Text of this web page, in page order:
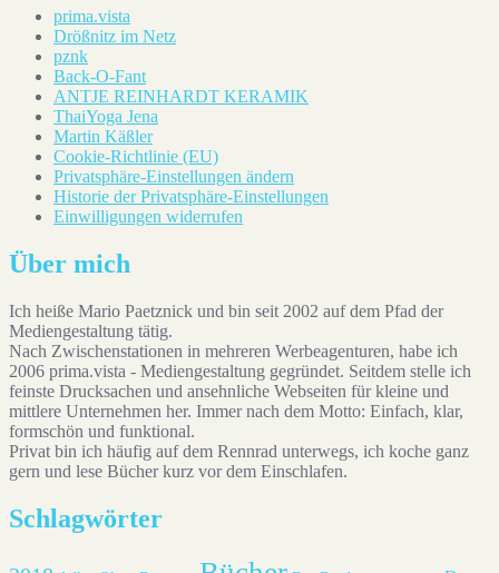
prima.vista
Drößnitz im Netz
pznk
Back-O-Fant
ANTJE REINHARDT KERAMIK
ThaiYoga Jena
Martin Käßler
Cookie-Richtlinie (EU)
Privatsphäre-Einstellungen ändern
Historie der Privatsphäre-Einstellungen
Einwilligungen widerrufen
Über mich
Ich heiße Mario Paetznick und bin seit 2002 auf dem Pfad der
Mediengestaltung tätig.
Nach Zwischenstationen in mehreren Werbeagenturen, habe ich
2006 prima.vista - Mediengestaltung gegründet. Seitdem stelle ich
feinste Drucksachen und ansehnliche Webseiten für kleine und
mittlere Unternehmen her. Immer nach dem Motto: Einfach, klar,
formschön und funktional.
Privat bin ich häufig auf dem Rennrad unterwegs, ich koche ganz
gern und lese Bücher kurz vor dem Einschlafen.
Schlagwörter